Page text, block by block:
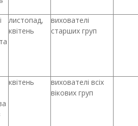
листопад,
квітень
вихователі
старших груп
квітень
вихователі всіх
вікових груп